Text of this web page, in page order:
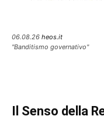
06.08.26 heos.it
"Banditismo governativo"
Il Senso della